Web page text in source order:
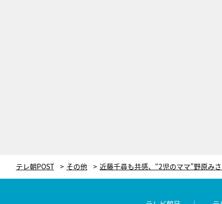
テレ朝POST その他